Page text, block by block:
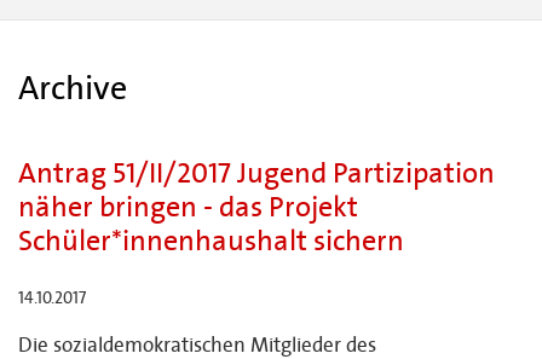
Archive
Antrag 51/II/2017 Jugend Partizipation
näher bringen - das Projekt
Schüler*innenhaushalt sichern
14.10.2017
Die sozialdemokratischen Mitglieder des